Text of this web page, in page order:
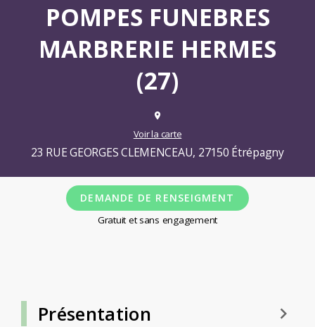
POMPES FUNEBRES
MARBRERIE HERMES
(27)
place
Voir la carte
23 RUE GEORGES CLEMENCEAU, 27150 Étrépagny
DEMANDE DE RENSEIGMENT
Gratuit et sans engagement
Présentation keyboard_arrow_right